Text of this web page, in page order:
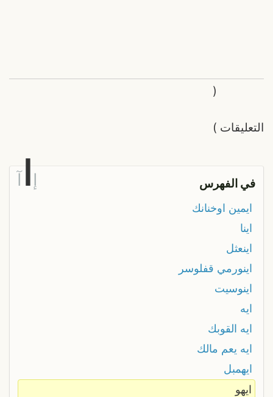
التعليقات
(
)
في الفهرس إ آ
ايمين اوخنانك
اينا
اينعثل
اينورمي قفلوسر
اينوسيت
ايه
ايه القوبك
ايه يعم مالك
ايهمبل
ايهو